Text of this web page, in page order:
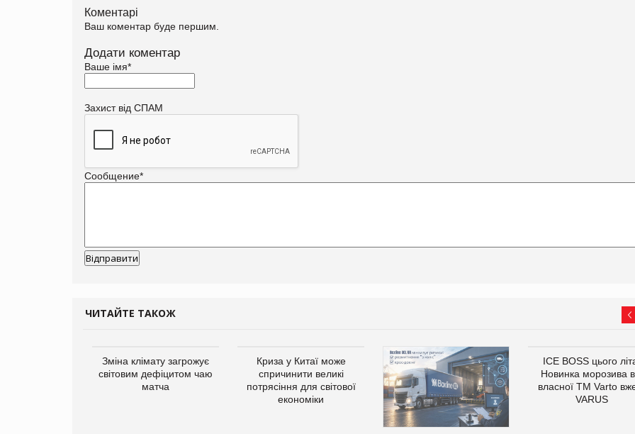
Коментарі
Ваш коментар буде першим.
Додати коментар
Ваше імя*
Захист від СПАМ
Сообщение*
ЧИТАЙТЕ ТАКОЖ
Зміна клімату загрожує
світовим дефіцитом чаю
матча
Криза у Китаї може
спричинити великі
потрясіння для світової
економіки
ICE BOSS цього
Новинка морозива
власної ТМ Varto
VARUS